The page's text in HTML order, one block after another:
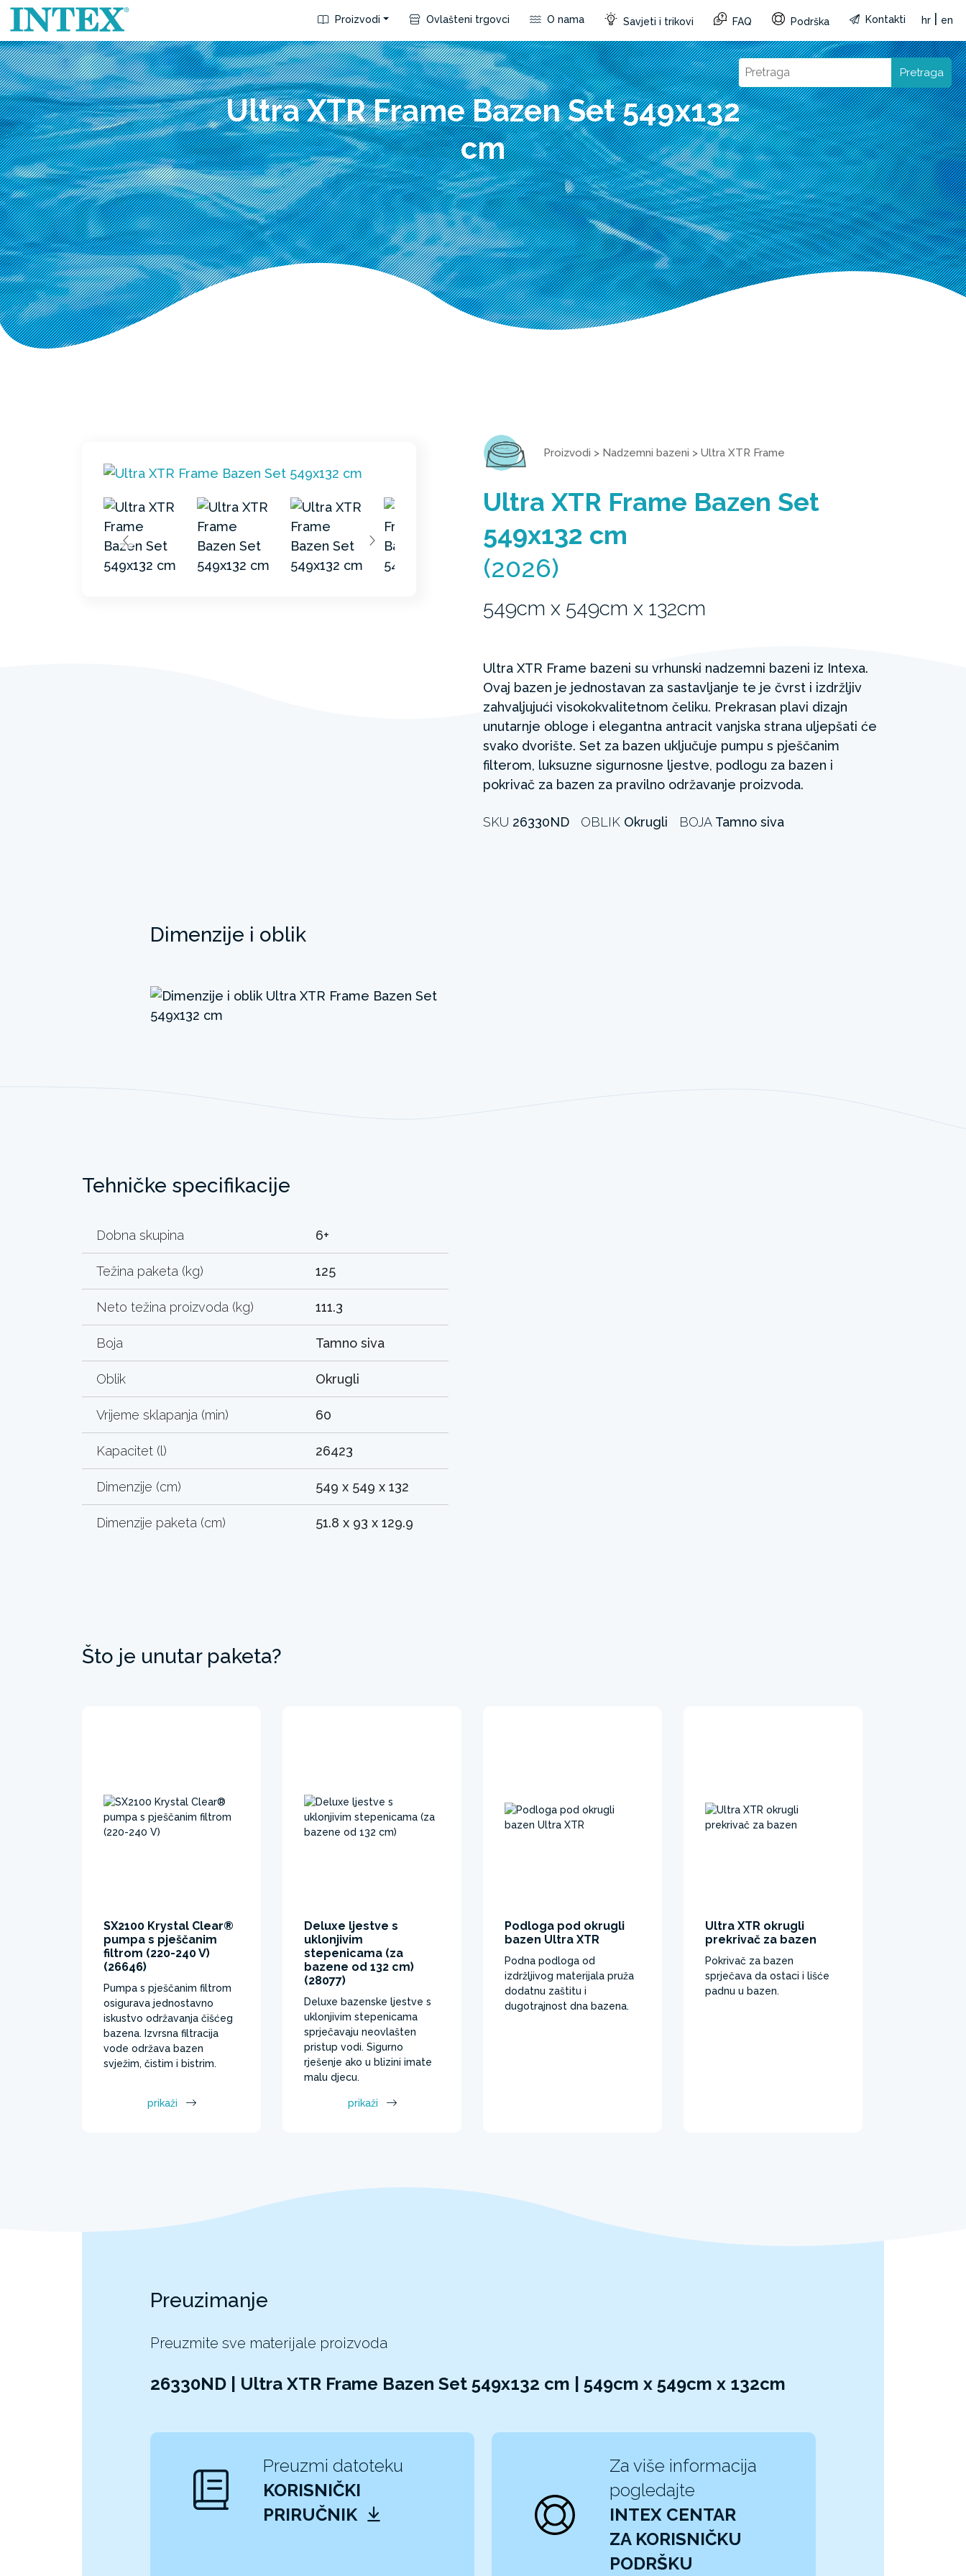
Proizvodi Ovlašteni trgovci O nama Savjeti i trikovi FAQ Podrška Kontakti hr en
Pretraga
Ultra XTR Frame Bazen Set 549x132
cm
Proizvodi > Nadzemni bazeni > Ultra XTR Frame
Ultra XTR Frame Bazen Set
549x132 cm
(2026)
549cm x 549cm x 132cm
Ultra XTR Frame bazeni su vrhunski nadzemni bazeni iz Intexa.
Ovaj bazen je jednostavan za sastavljanje te je čvrst i izdržljiv
zahvaljujući visokokvalitetnom čeliku. Prekrasan plavi dizajn
unutarnje obloge i elegantna antracit vanjska strana uljepšati će
svako dvorište. Set za bazen uključuje pumpu s pješčanim
filterom, luksuzne sigurnosne ljestve, podlogu za bazen i
pokrivač za bazen za pravilno održavanje proizvoda.
SKU 26330ND OBLIK Okrugli BOJA Tamno siva
Dimenzije i oblik
Tehničke specifikacije
Dobna skupina 6+
Težina paketa (kg) 125
Neto težina proizvoda (kg) 111.3
Boja Tamno siva
Oblik Okrugli
Vrijeme sklapanja (min) 60
Kapacitet (l) 26423
Dimenzije (cm) 549 x 549 x 132
Dimenzije paketa (cm) 51.8 x 93 x 129.9
Što je unutar paketa?
SX2100 Krystal Clear®
pumpa s pješčanim
filtrom (220-240 V)
(26646)
Pumpa s pješčanim filtrom
osigurava jednostavno
iskustvo održavanja čišćeg
bazena. Izvrsna filtracija
vode održava bazen
svježim, čistim i bistrim.
prikaži
Deluxe ljestve s
uklonjivim
stepenicama (za
bazene od 132 cm)
(28077)
Deluxe bazenske ljestve s
uklonjivim stepenicama
sprječavaju neovlašten
pristup vodi. Sigurno
rješenje ako u blizini imate
malu djecu.
prikaži
Podloga pod okrugli
bazen Ultra XTR
Podna podloga od
izdržljivog materijala pruža
dodatnu zaštitu i
dugotrajnost dna bazena.
Ultra XTR okrugli
prekrivač za bazen
Pokrivač za bazen
sprječava da ostaci i lišće
padnu u bazen.
Preuzimanje
Preuzmite sve materijale proizvoda
26330ND | Ultra XTR Frame Bazen Set 549x132 cm | 549cm x 549cm x 132cm
Preuzmi datoteku
KORISNIČKI
PRIRUČNIK
Za više informacija
pogledajte
INTEX CENTAR
ZA KORISNIČKU
PODRŠKU